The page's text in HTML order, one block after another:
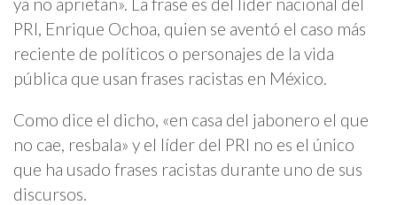
PRI, Enrique Ochoa, quien se aventó el caso más
reciente de políticos o personajes de la vida
pública que usan frases racistas en México.
Como dice el dicho, «en casa del jabonero el que
no cae, resbala» y el líder del PRI no es el único
que ha usado frases racistas durante uno de sus
discursos.